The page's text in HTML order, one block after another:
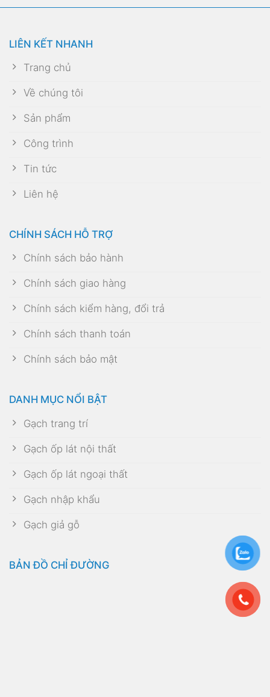
LIÊN KẾT NHANH
Trang chủ
Về chúng tôi
Sản phẩm
Công trình
Tin tức
Liên hệ
CHÍNH SÁCH HỖ TRỢ
Chính sách bảo hành
Chính sách giao hàng
Chính sách kiểm hàng, đổi trả
Chính sách thanh toán
Chính sách bảo mật
DANH MỤC NỔI BẬT
Gạch trang trí
Gạch ốp lát nội thất
Gạch ốp lát ngoại thất
Gạch nhập khẩu
Gạch giả gỗ
BẢN ĐỒ CHỈ ĐƯỜNG